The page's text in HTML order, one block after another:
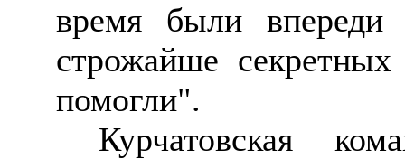
время были
строжайше
помогли".
Курчатовская